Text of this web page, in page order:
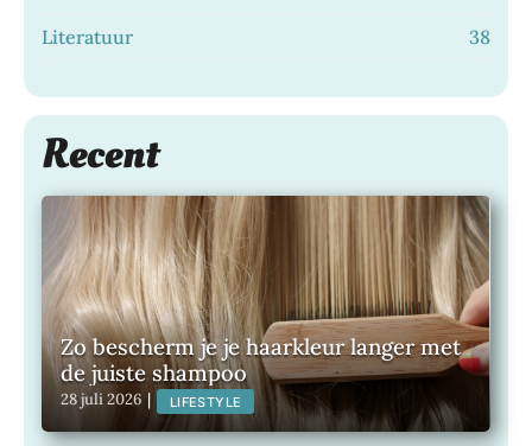
Literatuur
38
Recent
Zo bescherm je je haarkleur langer met
de juiste shampoo
28 juli 2026 | LIFESTYLE